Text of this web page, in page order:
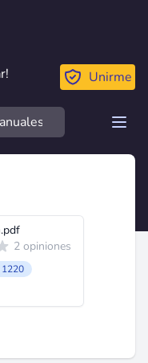
Unirme
2 opiniones
1220